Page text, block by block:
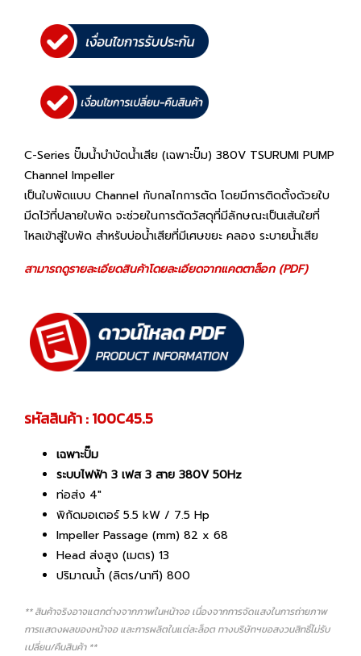
C-Series ปั๊มน้ำบำบัดน้ำเสีย (เฉพาะปั๊ม) 380V TSURUMI PUMP
Channel Impeller
เป็นใบพัดแบบ Channel กับกลไกการตัด โดยมีการติดตั้งด้วยใบ
มีดไว้ที่ปลายใบพัด จะช่วยในการตัดวัสดุที่มีลักษณะเป็นเส้นใยที่
ไหลเข้าสู่ใบพัด สำหรับบ่อน้ำเสียที่มีเศษขยะ คลอง ระบายน้ำเสีย
สามารถดูรายละเอียดสินค้าโดยละเอียดจากแคตตาล็อก (PDF)
รหัสสินค้า : 100C45.5
เฉพาะปั๊ม
ระบบไฟฟ้า 3 เฟส 3 สาย 380V 50Hz
ท่อส่ง 4"
พิกัดมอเตอร์ 5.5 kW / 7.5 Hp
Impeller Passage (mm) 82 x 68
Head ส่งสูง (เมตร) 13
ปริมาณน้ำ (ลิตร/นาที) 800
** สินค้าจริงอาจแตกต่างจากภาพในหน้าจอ เนื่องจากการจัดแสงในการถ่ายภาพ
การแสดงผลของหน้าจอ และการผลิตในแต่ละล็อต ทางบริษัทฯขอสงวนสิทธิ์ไม่รับ
เปลี่ยน/คืนสินค้า **